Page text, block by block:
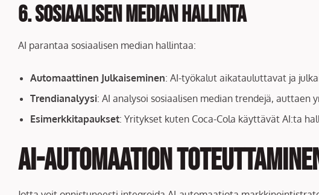
6. Sosiaalisen Median Hallinta
AI parantaa sosiaalisen median hallintaa:
Automaattinen Julkaiseminen: AI-työkalut aikatauluttavat ja
Trendianalyysi: AI analysoi sosiaalisen median trendejä, auttaen
Esimerkkitapaukset: Yritykset kuten Coca-Cola käyttävät AI:ta
AI-automaation